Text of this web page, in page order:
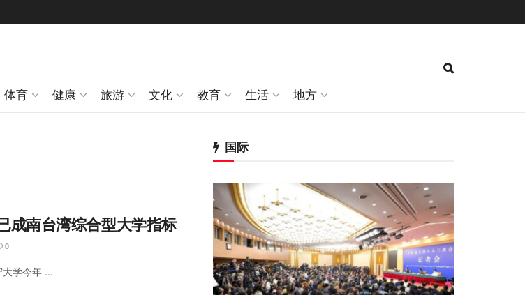
体育 健康 旅游 文化 教育 生活 地方
南台湾综合型大学指标
0
大学今年 ...
国际